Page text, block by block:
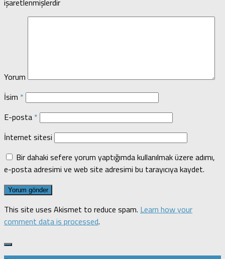
işaretlenmişlerdir
Yorum
İsim *
E-posta *
İnternet sitesi
Bir dahaki sefere yorum yaptığımda kullanılmak üzere adımı,
e-posta adresimi ve web site adresimi bu tarayıcıya kaydet.
This site uses Akismet to reduce spam. Learn how your
comment data is processed.